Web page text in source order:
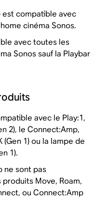
est compatible avec
cinéma Sonos.
avec toutes les
Sonos sauf la Playbar
avec le Play:1,
2), le Connect:Amp,
(Gen 1) ou la lampe de
1).
ne sont pas
Move, Roam,
ou Connect:Amp